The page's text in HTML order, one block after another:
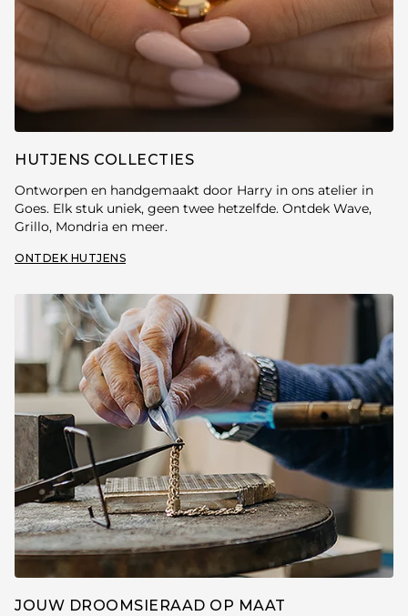
HUTJENS COLLECTIES
Ontworpen en handgemaakt door Harry in ons atelier in
Goes. Elk stuk uniek, geen twee hetzelfde. Ontdek Wave,
Grillo, Mondria en meer.
ONTDEK HUTJENS
JOUW DROOMSIERAAD OP MAAT